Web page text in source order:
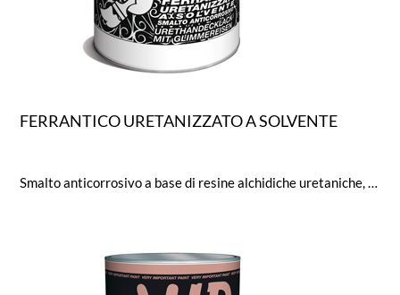
FERRANTICO URETANIZZATO A SOLVENTE
Smalto anticorrosivo a base di resine alchidiche uretaniche, ossido di ferro micaceo, pigmenti anticorrosivi e/operlescenti speciali, caratterizzato da una spiccata idrorepellenza. Garantisce elevata resistenza al deterioramento delle superfici metalliche, conferendo contemporaneamente un pregevole effetto antichizzante simile a quello del ferro battuto e/o effetto metallizzato perlescente anche con colori particolarmente intensi. Ottima resistenza al calore secco fino a 170° C.